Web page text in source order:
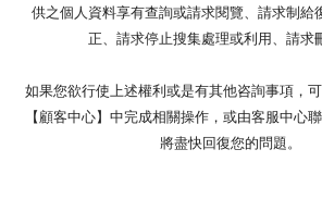
供之個人資料享有查詢或請求閱覽、請求制給
正、請求停止搜集處理或利用、請求
如果您欲行使上述權利或是有其他咨詢事項，
【顧客中心】中完成相關操作，或由客服中心
將盡快回復您的問題。